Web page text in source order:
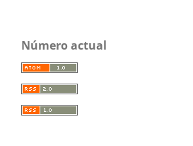
Número actual